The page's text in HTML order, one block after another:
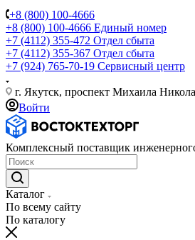
+8 (800) 100-4666
+8 (800) 100-4666 Единый номер
+7 (4112) 355-472 Отдел сбыта
+7 (4112) 355-367 Отдел сбыта
+7 (924) 765-70-19 Сервисный центр
г. Якутск, проспект Михаила
Войти
Комплексный поставщик
Каталог
По всему сайту
По каталогу